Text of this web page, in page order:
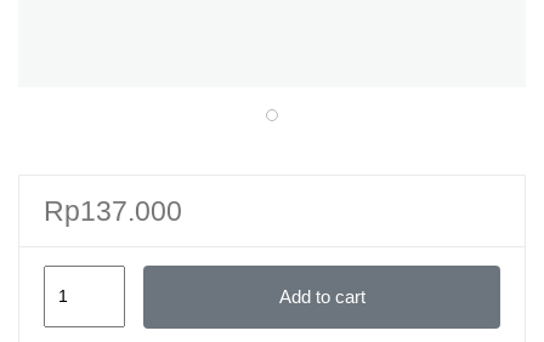
Rp137.000
Add to cart